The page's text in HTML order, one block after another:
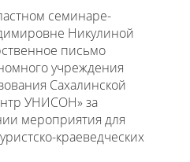
семинаре-
Никулиной
письмо
учреждения
Сахалинской
УНИСОН» за
мероприятия для
краеведческих